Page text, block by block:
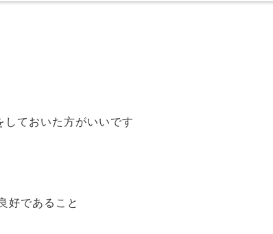
ておいた方がいいです
好であること